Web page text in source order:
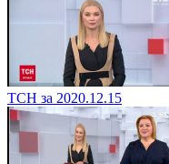
ТСН за 2020.12.15